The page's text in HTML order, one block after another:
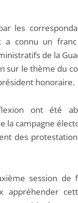
les
a connu un franc
de la
sur le thème du
honoraire.
ont été
campagne
des
session de
appréhender